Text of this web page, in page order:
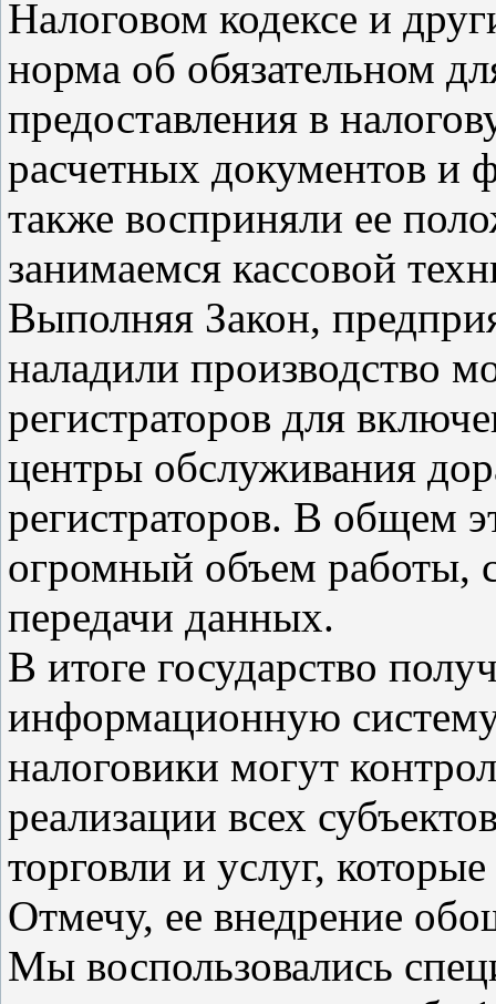
Налоговом кодексе и
норма об обязательном
предоставления в
расчетных документов и
также восприняли ее
занимаемся кассовой
Выполняя Закон,
наладили производство
регистраторов для
центры обслуживания
регистраторов. В общем
огромный объем работы,
передачи данных.
В итоге государство
информационную
налоговики могут
реализации всех
торговли и услуг,
Отмечу, ее внедрение
Мы воспользовались